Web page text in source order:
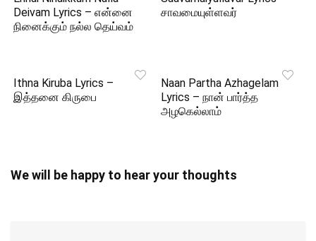
Deivam Lyrics – என்னை
நினைக்கும் நல்ல தெய்வம்
சாவமையுள்ளவர்
Ithna Kiruba Lyrics –
இத்தனை கிருபை
Naan Partha Azhagelam
Lyrics – நான் பார்த்த
அழகெல்லாம்
We will be happy to hear your thoughts